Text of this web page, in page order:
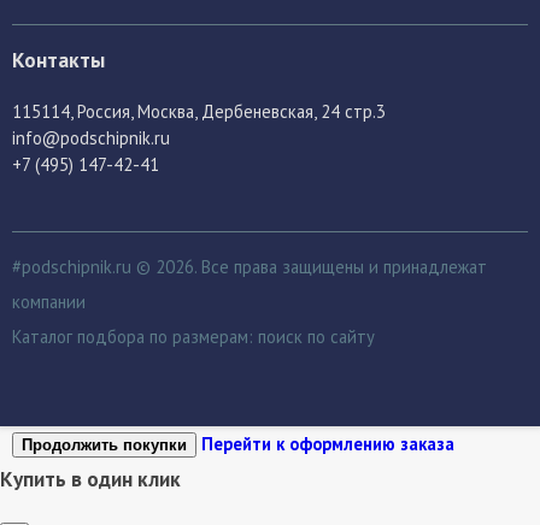
Контакты
115114 , Россия, Москва, Дербеневская, 24 стр.3
info@podschipnik.ru
+7 (495) 147-42-41
#podschipnik.ru © 2026. Все права защищены и принадлежат
компании
Каталог подбора по размерам: поиск по сайту
Продолжить покупки Перейти к оформлению заказа
Купить в один клик